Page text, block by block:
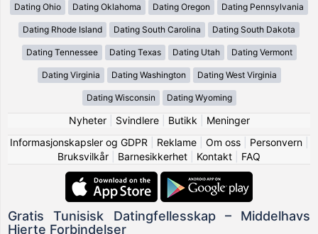
Dating Ohio Dating Oklahoma Dating Oregon Dating Pennsylvania
Dating Rhode Island Dating South Carolina Dating South Dakota
Dating Tennessee Dating Texas Dating Utah Dating Vermont
Dating Virginia Dating Washington Dating West Virginia
Dating Wisconsin Dating Wyoming
Nyheter| Svindlere| Butikk
Meninger
Informasjonskapsler og GDPR
Reklame| Om oss| Personvern|
Bruksvilkår
Barnesikkerhet Kontakt FAQ
Gratis Tunisisk Datingfellesskap – Middelhavs
Hjerte Forbindelser